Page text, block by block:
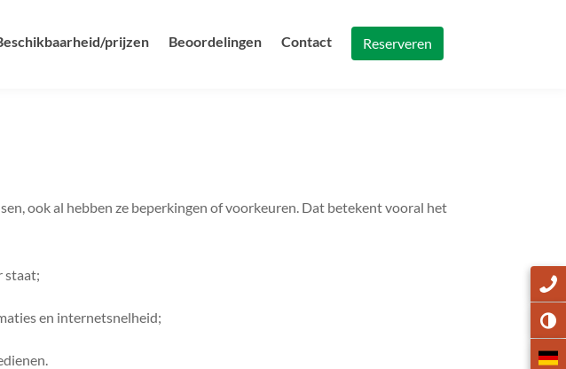
prijzen Beoordelingen Contact Reserveren
ook al hebben ze beperkingen of voorkeuren. Dat betekent vooral het
staat;
en internetsnelheid;